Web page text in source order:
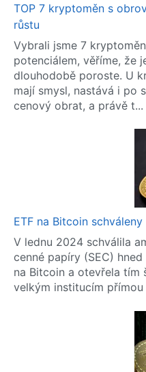
TOP 7 kryptoměn s
růstu
Vybrali jsme 7
potenciálem, věříme, že
dlouhodobě poroste. U
mají smysl, nastává i po
cenový obrat, a právě t...
ETF na Bitcoin schváleny
V lednu 2024 schválila
cenné papíry (SEC)
na Bitcoin a otevřela tím
velkým institucím